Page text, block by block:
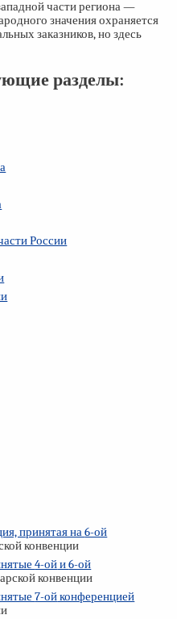
части региона —
значения охраняется
заказников, но здесь
разделы:
России
принятая на6-ой
конвенции
4-ойи6-ой
конвенции
7-ойконференцией